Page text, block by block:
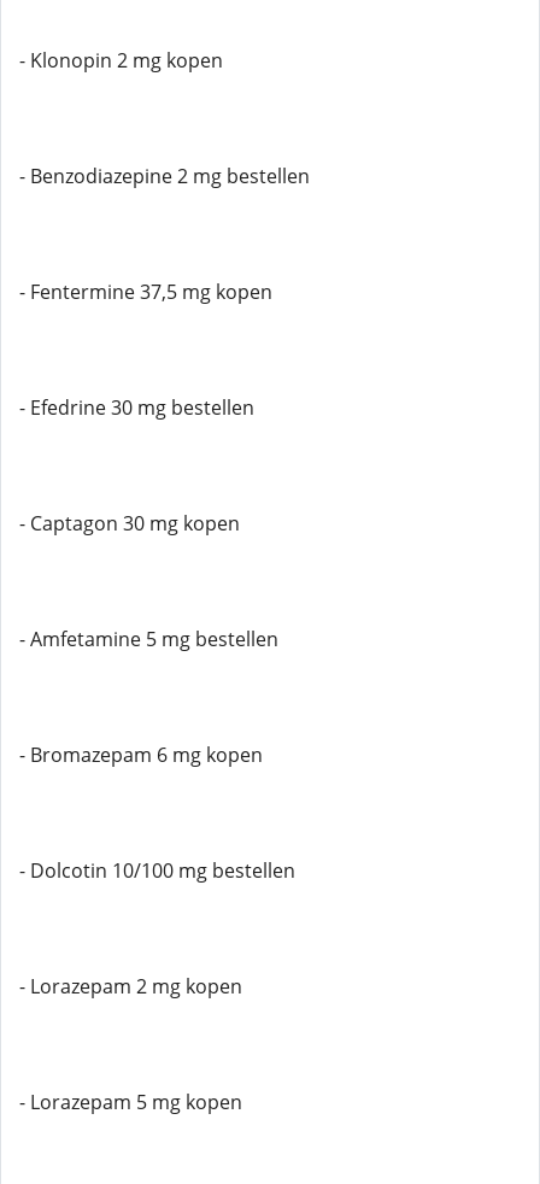
- Klonopin 2 mg kopen
- Benzodiazepine 2 mg bestellen
- Fentermine 37,5 mg kopen
- Efedrine 30 mg bestellen
- Captagon 30 mg kopen
- Amfetamine 5 mg bestellen
- Bromazepam 6 mg kopen
- Dolcotin 10/100 mg bestellen
- Lorazepam 2 mg kopen
- Lorazepam 5 mg kopen